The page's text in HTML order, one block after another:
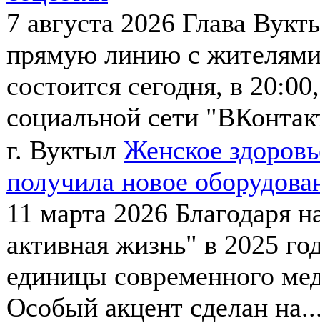
7 августа 2026 Глава
прямую линию с жителями
состоится сегодня, в
социальной сети
г. Вуктыл Женское
получила новое
11 марта 2026 Благодаря
активная жизнь" в 2025
единицы современного
Особый акцент сделан